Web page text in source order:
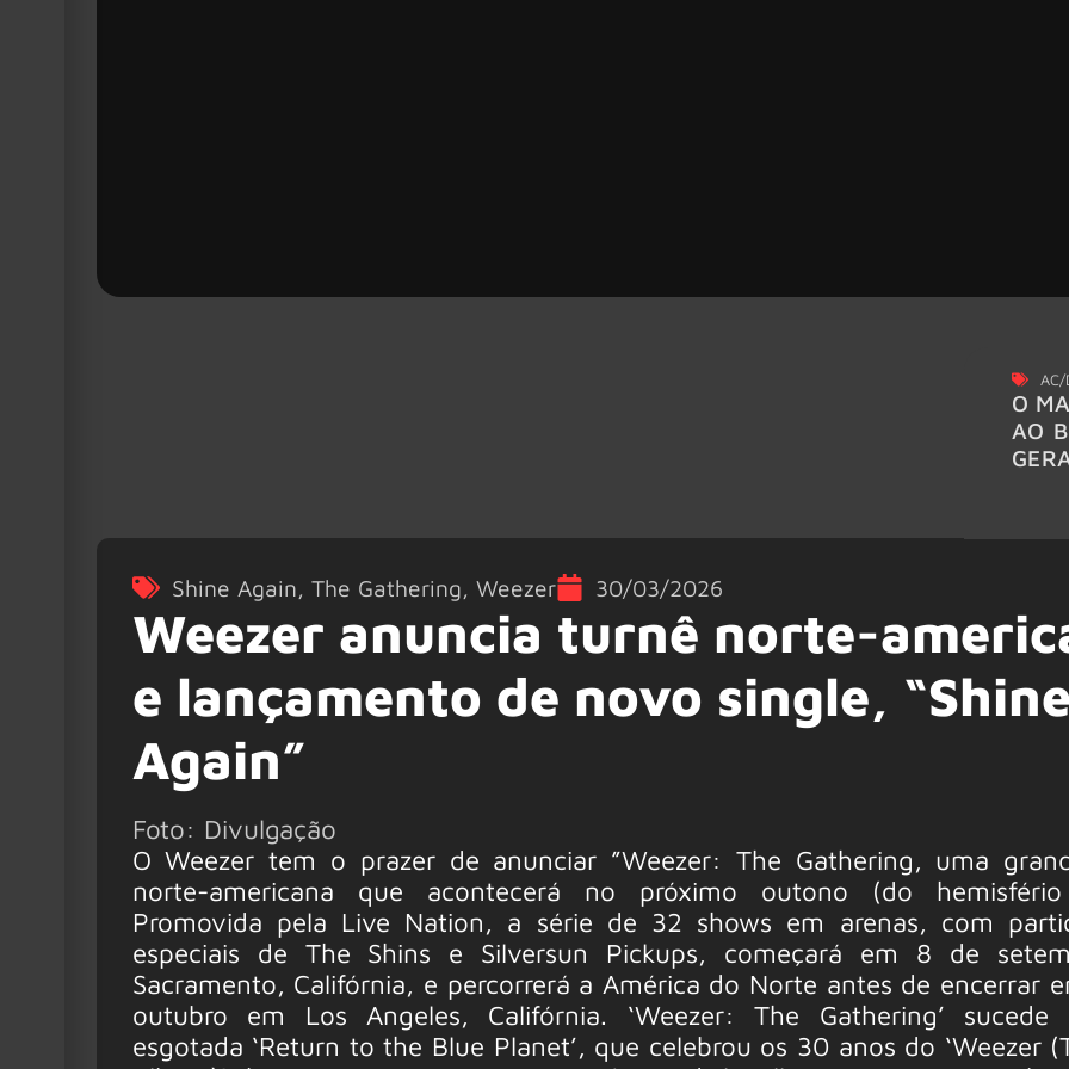
AC/
O
AO
Shine Again, The Gathering, Weezer 30/03/2026
Weezer anuncia turnê norte-
e lançamento de novo single, “Shine
Again”
Foto: Divulgação
O Weezer tem o prazer de anunciar ”Weezer: The Gathering, uma
norte-americana que acontecerá no próximo outono (do
Promovida pela Live Nation, a série de 32 shows em arenas, com
especiais de The Shins e Silversun Pickups, começará em 8 de
Sacramento, Califórnia, e percorrerá a América do Norte antes de encerrar
outubro em Los Angeles, Califórnia. ‘Weezer: The Gathering’
esgotada ‘Return to the Blue Planet’, que celebrou os 30 anos do ‘Weezer